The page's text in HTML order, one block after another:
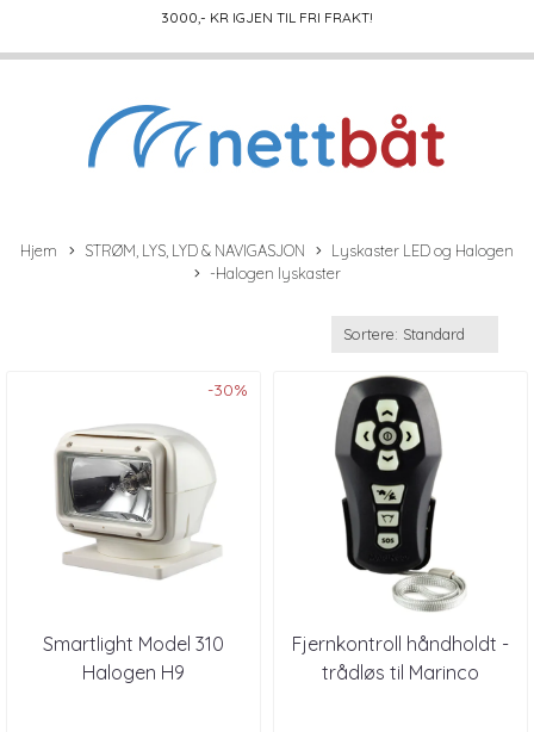
3000,- KR IGJEN TIL FRI FRAKT!
Hjem STRØM, LYS, LYD & NAVIGASJON
Lyskaster LED og Halogen
-Halogen lyskaster
-30%
Smartlight Model 310
Halogen H9
Fjernkontroll håndholdt -
trådløs til Marinco